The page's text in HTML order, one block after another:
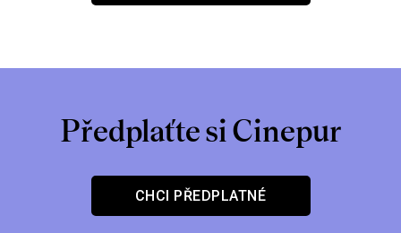
Předplaťte si Cinepur
CHCI PŘEDPLATNÉ